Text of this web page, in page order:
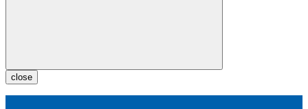
close